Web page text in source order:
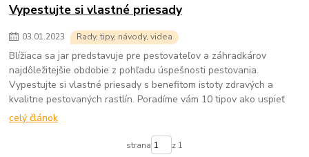
Vypestujte si vlastné priesady
03.01.2023 Rady, tipy, návody, videa
Blížiaca sa jar predstavuje pre pestovateľov a záhradkárov
najdôležitejšie obdobie z pohľadu úspešnosti pestovania.
Vypestujte si vlastné priesady s benefitom istoty zdravých a
kvalitne pestovaných rastlín. Poradíme vám 10 tipov ako uspieť
celý článok
strana z 1